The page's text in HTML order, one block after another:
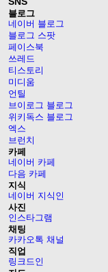
블로그
네이버 블로그
블로그 스팟
페이스북
쓰레드
티스토리
미디움
언틸
브이로그 블로그
위키독스 블로그
엑스
브런치
카페
네이버 카페
다음 카페
지식
네이버 지식인
사진
인스타그램
채팅
카카오톡 채널
직업
링크드인